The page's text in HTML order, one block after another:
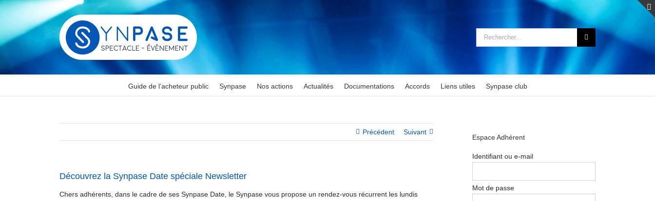
Passer
contenu
Rechercher:
Guide de l’acheteur public Synpase Nos actions Actualités Documentations Accords Liens utiles Synpase club
Précédent Suivant
Découvrez la Synpase Date spéciale Newsletter
Chers adhérents, dans le cadre de ses Synpase Date, le Synpase vous propose un rendez-vous récurrent les lundis
Espace Adhérent
Identifiant ou e-mail
Mot de passe